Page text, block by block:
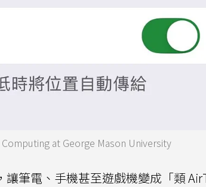
at George Mason University
筆電、手機甚至遊戲機變成「類